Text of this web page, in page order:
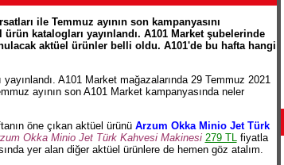
ile Temmuz ayının son kampanyasını
katalogları yayınlandı. A101 Market şubelerinde
aktüel ürünler belli oldu. A101'de bu hafta hangi
A101 Market mağazalarında 29 Temmuz 2021
ayının son A101 Market kampanyasında neler
öne çıkan aktüel ürünü Arzum Okka Minio Jet Türk
Okka Minio Jet Türk Kahvesi Makinesi 279 TLfiyatla
yer alan diğer aktüel ürünlere de hemen göz atalım.